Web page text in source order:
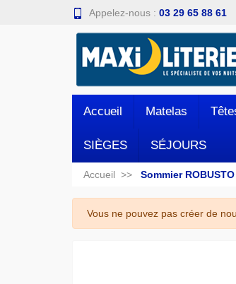
Appelez-nous : 03 29 65 88 61
Accueil Matelas
SIÈGES SÉJOURS
Accueil Sommier
Vous ne pouvez pas créer de